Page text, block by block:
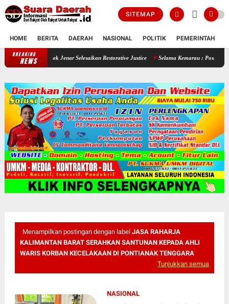
SITEMAP
HOME BERITA DAERAH NASIONAL POLITIK PEMERINTAH
BREAKING
NEWS Seorang Ayah Mencuri Jagung Demi Sang Buah Hatinya , Polsek Jenar
Menampilkan postingan dengan label JASA RAHARJA
KALIMANTAN BARAT SERAHKAN SANTUNAN KEPADA AHLI
WARIS KORBAN KECELAKAAN DI PONTIANAK TENGGARA
Tunjukkan semua
NASIONAL